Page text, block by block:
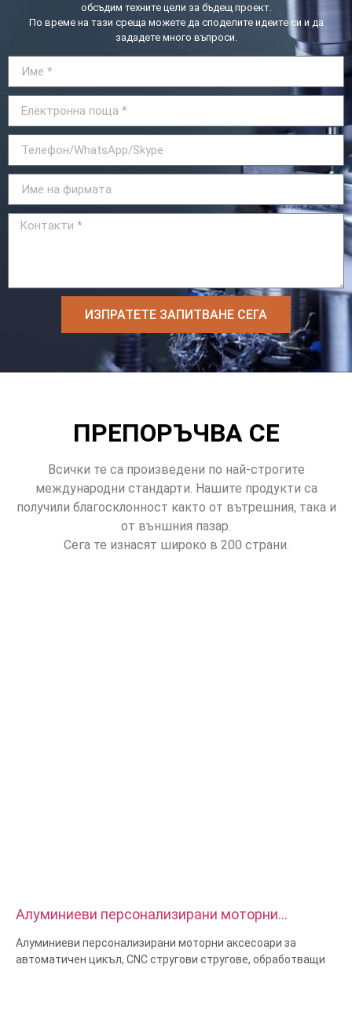
обсъдим техните цели за бъдещ проект.
По време на тази среща можете да споделите идеите си и да
зададете много въпроси.
ИЗПРАТЕТЕ ЗАПИТВАНЕ СЕГА
ПРЕПОРЪЧВА СЕ
Всички те са произведени по най-строгите
международни стандарти. Нашите продукти са
получили благосклонност както от вътрешния, така и
от външния пазар.
Сега те изнасят широко в 200 страни.
Алуминиеви персонализирани моторни
стругове, обработващи части
Алуминиеви персонализирани моторни аксесоари за
автоматичен цикъл, CNC стругови стругове, обработващи